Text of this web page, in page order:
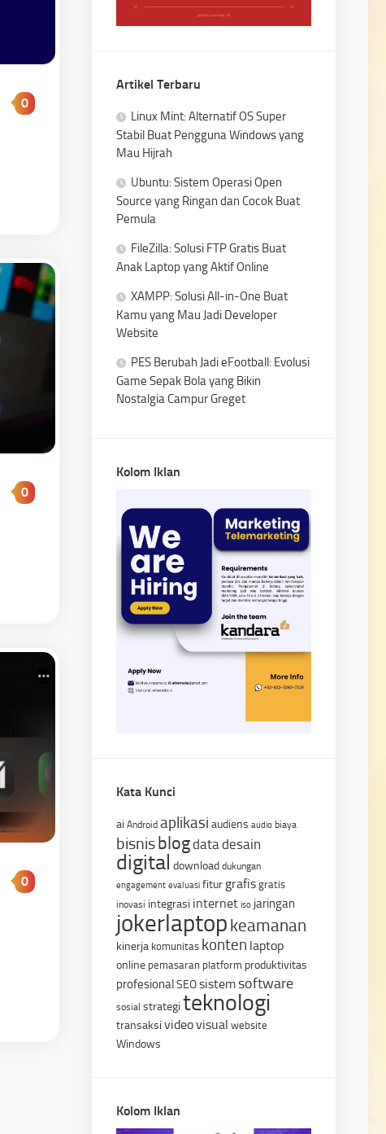
0
0
0
Artikel Terbaru
Linux Mint: Alternatif OS Super
Stabil Buat Pengguna Windows yang
Mau Hijrah
Ubuntu: Sistem Operasi Open
Source yang Ringan dan Cocok Buat
Pemula
FileZilla: Solusi FTP Gratis Buat
Anak Laptop yang Aktif Online
XAMPP: Solusi All-in-One Buat
Kamu yang Mau Jadi Developer
Website
PES Berubah Jadi eFootball: Evolusi
Game Sepak Bola yang Bikin
Nostalgia Campur Greget
Kolom Iklan
Kata Kunci
ai Android aplikasi audiens audio biaya
bisnisblogdata desain
digital download dukungan
engagement evaluasi fitur grafis gratis
inovasi integrasi internet iso jaringan
jokerlaptop keamanan
kinerja komunitas konten laptop
online pemasaran platform produktivitas
profesionalSEOsistemsoftware
sosial strategi teknologi
transaksi videovisual website
Windows
Kolom Iklan